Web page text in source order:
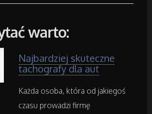
Sport
Elektronika, RTV, AGD
Art. Dla Zwierząt
warto:
Najbardziej skuteczne
tachografy dla aut
Każda osoba, która od jakiegoś
czasu prowadzi firmę